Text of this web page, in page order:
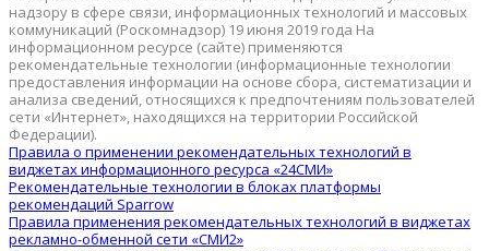
надзору в сфере связи, информационных технологий и массовых
коммуникаций (Роскомнадзор) 19 июня 2019 года На
информационном ресурсе (сайте) применяются
рекомендательные технологии (информационные технологии
предоставления информации на основе сбора, систематизации и
анализа сведений, относящихся к предпочтениям пользователей
сети «Интернет», находящихся на территории Российской
Федерации).
Правила о применении рекомендательных технологий в
виджетах информационного ресурса «24СМИ»
Рекомендательные технологии в блоках платформы
рекомендаций Sparrow
Правила применения рекомендательных технологий в виджетах
рекламно-обменной сети «СМИ2»